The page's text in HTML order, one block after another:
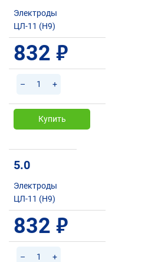
Электроды
ЦЛ-11 (Н9)
832 руб.
– +
Купить
5.0
Электроды
ЦЛ-11 (Н9)
832 руб.
– +